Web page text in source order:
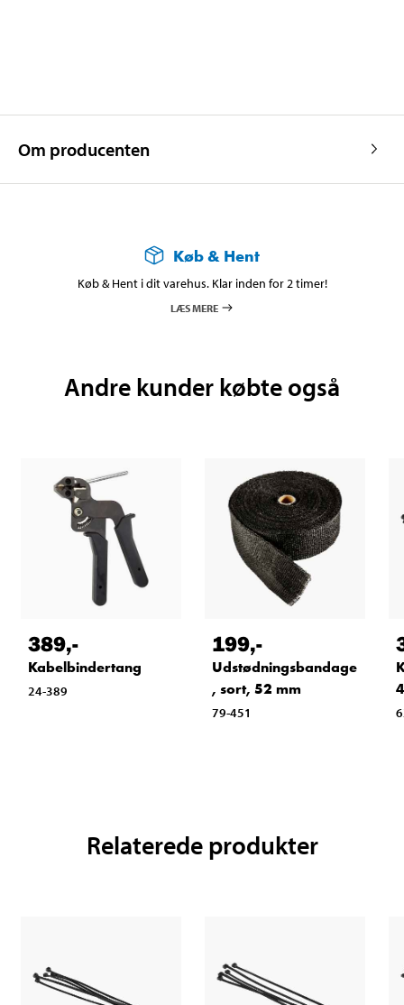
Om producenten
Køb & Hent
Køb & Hent i dit varehus. Klar inden for 2 timer!
LÆS MERE
Andre kunder købte også
389,-
Kabelbindertang
24-389
199,-
Udstødningsbandage
, sort, 52 mm
79-451
Relaterede produkter